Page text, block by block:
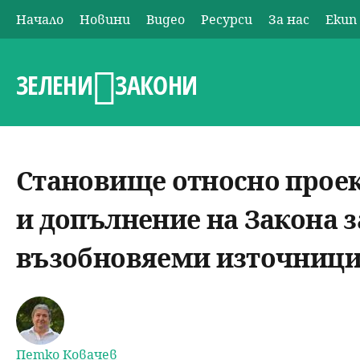
О
с
в
н
о
м
е
Начало Новини Видео Ресурси За нас Екип
ЗЕЛЕНИ ЗАКОНИ
Становище относно
и допълнение на Закона
възобновяеми
Петко Ковачев